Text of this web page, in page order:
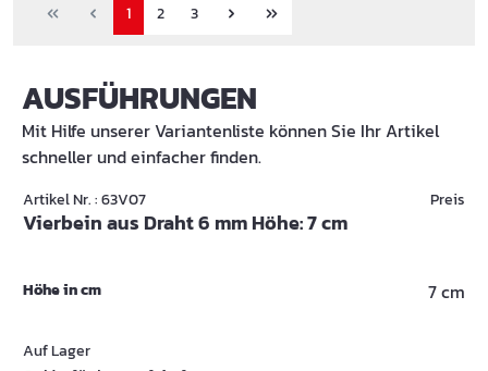
1 2 3
AUSFÜHRUNGEN
Mit Hilfe unserer Variantenliste können Sie Ihr Artikel
schneller und einfacher finden.
Artikel Nr. : 63V07
Vierbein aus Draht 6 mm Höhe: 7 cm
Preis
Höhe in cm 7 cm
Auf Lager